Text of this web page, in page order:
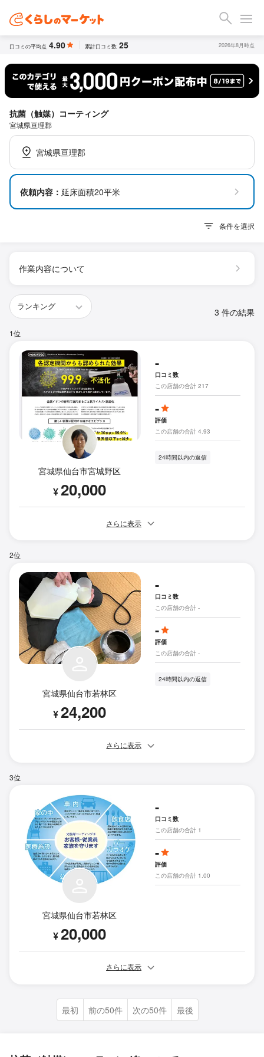
口コミの平均点 4.90 累計口コミ数 25 2026年8月時点
抗菌（触媒）コーティング
宮城県亘理郡
宮城県亘理郡
依頼内容： 延床面積20平米
条件を選択
作業内容について
3 件の結果
1位
宮城県仙台市宮城野区
¥20,000
-
口コミ数
この店舗の合計 217
-
評価
この店舗の合計 4.93
24時間以内の返信
さらに表示
2位
宮城県仙台市若林区
¥24,200
-
口コミ数
この店舗の合計 -
-
評価
この店舗の合計 -
24時間以内の返信
さらに表示
3位
宮城県仙台市若林区
¥20,000
-
口コミ数
この店舗の合計 1
-
評価
この店舗の合計 1.00
さらに表示
最初 前の50件 次の50件 最後